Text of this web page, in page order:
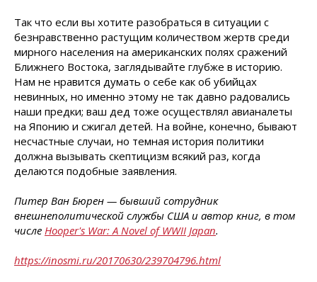
Так что если вы хотите разобраться в ситуации с
безнравственно растущим количеством жертв среди
мирного населения на американских полях сражений
Ближнего Востока, заглядывайте глубже в историю.
Нам не нравится думать о себе как об убийцах
невинных, но именно этому не так давно радовались
наши предки; ваш дед тоже осуществлял авианалеты
на Японию и сжигал детей. На войне, конечно, бывают
несчастные случаи, но темная история политики
должна вызывать скептицизм всякий раз, когда
делаются подобные заявления.
Питер Ван Бюрен — бывший сотрудник
внешнеполитической службы США и автор книг, в том
числе Hooper's War: A Novel of WWII Japan.
https://inosmi.ru/20170630/239704796.html